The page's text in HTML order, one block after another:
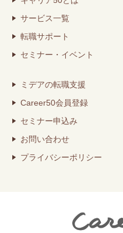
サービス一覧
転職サポート
セミナー・イベント
ミデアの転職支援
Career50会員登録
セミナー申込み
お問い合わせ
プライバシーポリシー